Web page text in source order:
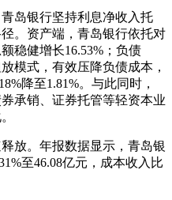
岛银行坚持利息净收入托
。资产端，青岛银行依托对
稳健增长16.53%；负债
模式，有效压降负债成本，
降至1.81%。与此同时，
承销、证券托管等轻资本业
放。年报数据显示，青岛银
至46.08亿元，成本收入比